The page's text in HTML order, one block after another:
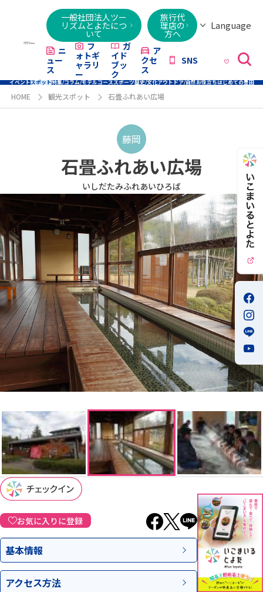
一般社団法人ツー
リズムとよたにつ
いて
旅行代
理店の
方へ
Language
Việt
ニ
ュー
ス
フ
ォトギ
ャラリ
ー
ガ
イド
ブッ
ク
ア
クセ
ス
SNS
イベントスポット特集/コラム/モデルコーススポーツ歴史/文化アウトドア/自然お役立ちはじめての豊田
HOME 観光スポット 石畳ふれあい広場
藤岡
石畳ふれあい広場
いしだたみふれあいひろば
お気に入りに登録
基本情報
アクセス方法